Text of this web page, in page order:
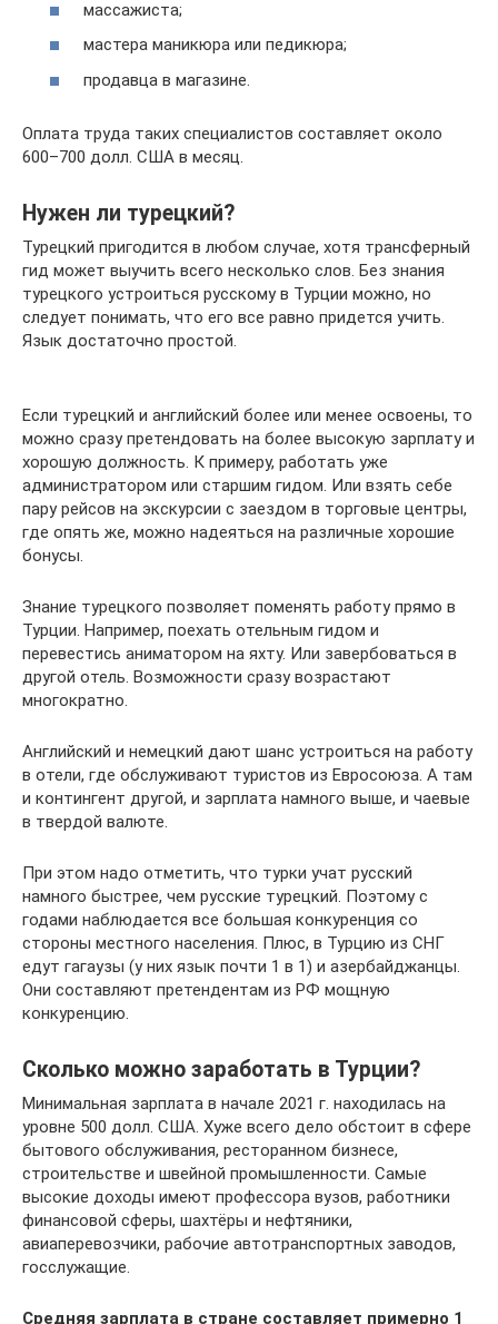
массажиста;
мастера маникюра или педикюра;
продавца в магазине.
Оплата труда таких специалистов составляет около
600–700 долл. США в месяц.
Нужен ли турецкий?
Турецкий пригодится в любом случае, хотя трансферный
гид может выучить всего несколько слов. Без знания
турецкого устроиться русскому в Турции можно, но
следует понимать, что его все равно придется учить.
Язык достаточно простой.
Если турецкий и английский более или менее освоены, то
можно сразу претендовать на более высокую зарплату и
хорошую должность. К примеру, работать уже
администратором или старшим гидом. Или взять себе
пару рейсов на экскурсии с заездом в торговые центры,
где опять же, можно надеяться на различные хорошие
бонусы.
Знание турецкого позволяет поменять работу прямо в
Турции. Например, поехать отельным гидом и
перевестись аниматором на яхту. Или завербоваться в
другой отель. Возможности сразу возрастают
многократно.
Английский и немецкий дают шанс устроиться на работу
в отели, где обслуживают туристов из Евросоюза. А там
и контингент другой, и зарплата намного выше, и чаевые
в твердой валюте.
При этом надо отметить, что турки учат русский
намного быстрее, чем русские турецкий. Поэтому с
годами наблюдается все большая конкуренция со
стороны местного населения. Плюс, в Турцию из СНГ
едут гагаузы (у них язык почти 1 в 1) и азербайджанцы.
Они составляют претендентам из РФ мощную
конкуренцию.
Сколько можно заработать в Турции?
Минимальная зарплата в начале 2021 г. находилась на
уровне 500 долл. США. Хуже всего дело обстоит в сфере
бытового обслуживания, ресторанном бизнесе,
строительстве и швейной промышленности. Самые
высокие доходы имеют профессора вузов, работники
финансовой сферы, шахтёры и нефтяники,
авиаперевозчики, рабочие автотранспортных заводов,
госслужащие.
Средняя зарплата в стране составляет примерно 1